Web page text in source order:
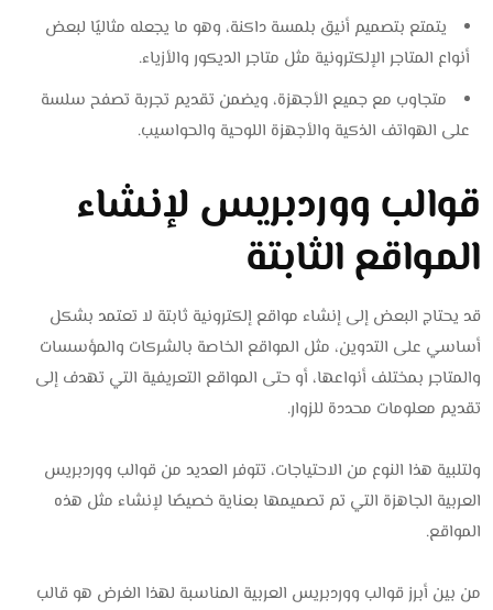
يتمتع بتصميم أنيق بلمسة داكنة، وهو ما يجعله مثاليًا لبعض
أنواع المتاجر الإلكترونية مثل متاجر الديكور والأزياء.
متجاوب مع جميع الأجهزة، ويضمن تقديم تجربة تصفح سلسة
على الهواتف الذكية والأجهزة اللوحية والحواسيب.
قوالب ووردبريس لإنشاء
المواقع الثابتة
قد يحتاج البعض إلى إنشاء مواقع إلكترونية ثابتة لا تعتمد بشكل
أساسي على التدوين، مثل المواقع الخاصة بالشركات والمؤسسات
والمتاجر بمختلف أنواعها، أو حتى المواقع التعريفية التي تهدف إلى
تقديم معلومات محددة للزوار.
ولتلبية هذا النوع من الاحتياجات، تتوفر العديد من قوالب ووردبريس
العربية الجاهزة التي تم تصميمها بعناية خصيصًا لإنشاء مثل هذه
المواقع.
من بين أبرز قوالب ووردبريس العربية المناسبة لهذا الغرض هو قالب